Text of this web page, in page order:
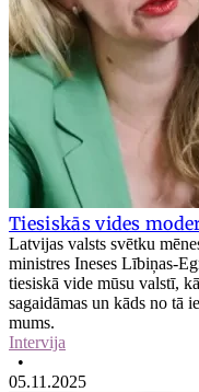
Tiesiskās vides
Latvijas valsts svētku
ministres Ineses Lībiņas-
tiesiskā vide mūsu valstī,
sagaidāmas un kāds no tā
mums.
Intervija
•
05.11.2025